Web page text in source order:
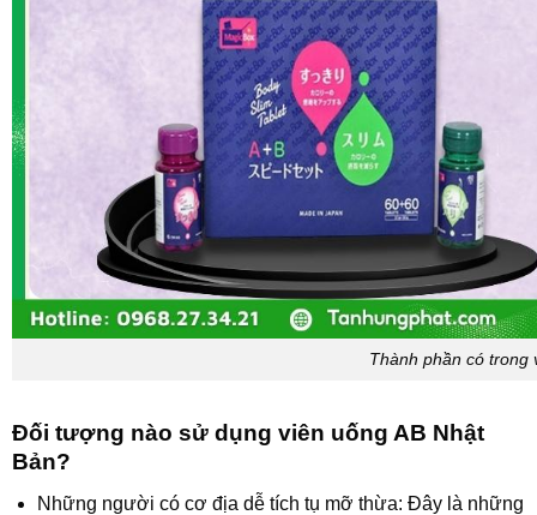
Thành phần có trong
Đối tượng nào sử dụng viên uống AB Nhật
Bản?
Những người có cơ địa dễ tích tụ mỡ thừa: Đây là những